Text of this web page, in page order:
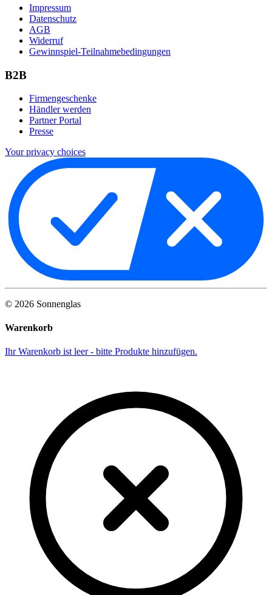
Impressum
Datenschutz
AGB
Widerruf
Gewinnspiel-Teilnahmebedingungen
B2B
Firmengeschenke
Händler werden
Partner Portal
Presse
Your privacy choices
© 2026 Sonnenglas
Warenkorb
Ihr Warenkorb ist leer - bitte Produkte hinzufügen.